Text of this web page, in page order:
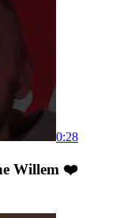
0:28
Willem ❤️